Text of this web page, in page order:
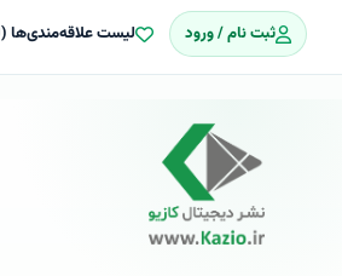
ثبت نام / ورود لیست علاقه‌مندی‌ها (0)